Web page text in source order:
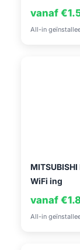
vanaf
All-in
MITSUBISHI
WiFi ing
vanaf
All-in